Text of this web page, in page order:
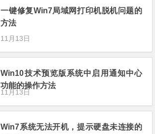
一键修复Win7局域网打印机脱机问题的
方法
11月13日
Win10技术预览版系统中启用通知中心
功能的操作方法
11月13日
Win7系统无法开机，提示硬盘未连接的